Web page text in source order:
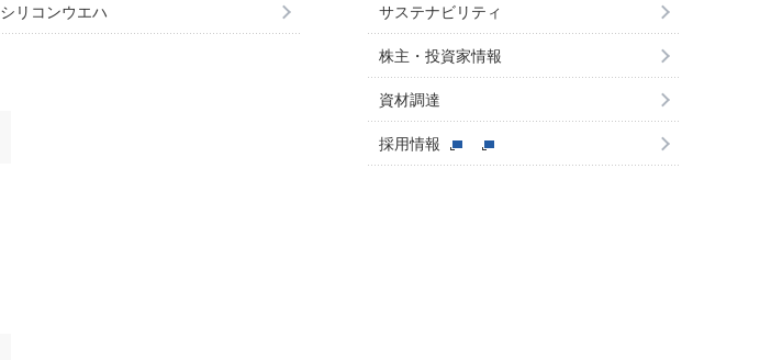
シリコンウエハ サステナビリティ
株主・投資家情報
資材調達
採用情報